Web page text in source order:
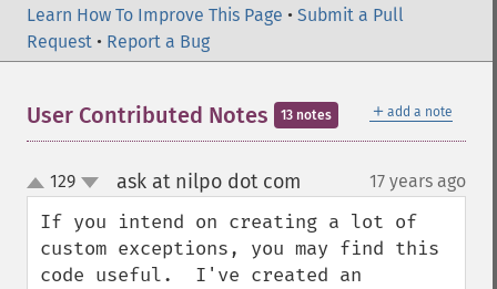
Learn How To Improve This Page • Submit a Pull
Request • Report a Bug
＋ add a note
User Contributed Notes 13 notes
up
down
129 ask at nilpo dot com 17 years ago
If you intend on creating a lot of
custom exceptions, you may find this
code useful.  I've created an